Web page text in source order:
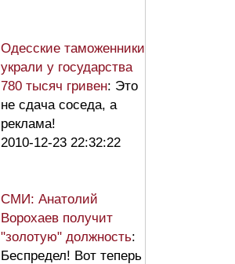
Одесские таможенники
украли у государства
780 тысяч гривен: Это
не сдача соседа, а
реклама!
2010-12-23 22:32:22
СМИ: Анатолий
Ворохаев получит
"золотую" должность:
Беспредел! Вот теперь